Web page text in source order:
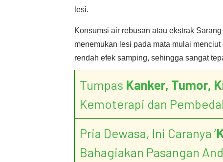
lesi.
Konsumsi air rebusan atau ekstrak
menemukan lesi pada mata mulai
rendah efek samping, sehingga sangat
Tumpas Kanker, Tumor,
Kemoterapi dan
Pria Dewasa, Ini Caranya ‘
Bahagiakan Pasangan